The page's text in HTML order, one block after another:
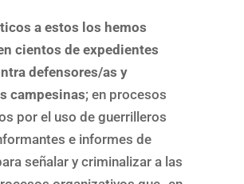
a estos los hemos
cientos de expedientes
defensores/as y
campesinas; en procesos
por el uso de guerrilleros
e informes de
señalar y criminalizar a las